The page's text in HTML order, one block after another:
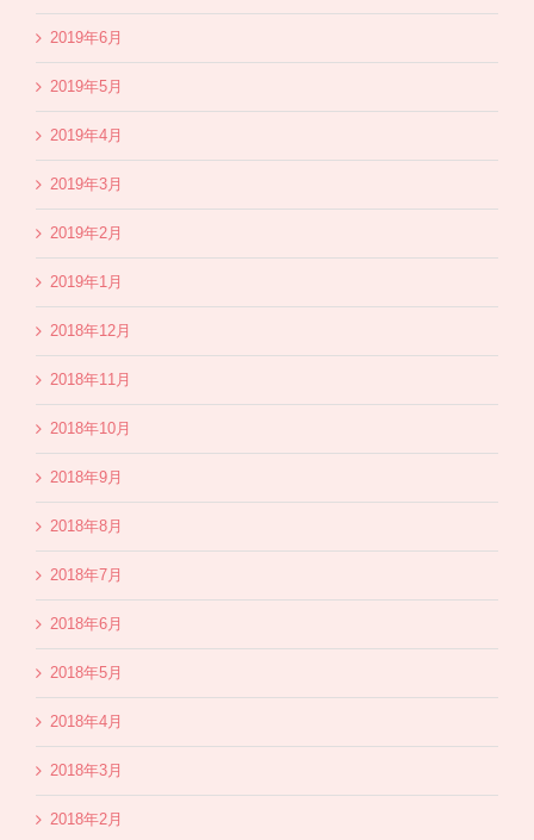
2019年6月
2019年5月
2019年4月
2019年3月
2019年2月
2019年1月
2018年12月
2018年11月
2018年10月
2018年9月
2018年8月
2018年7月
2018年6月
2018年5月
2018年4月
2018年3月
2018年2月